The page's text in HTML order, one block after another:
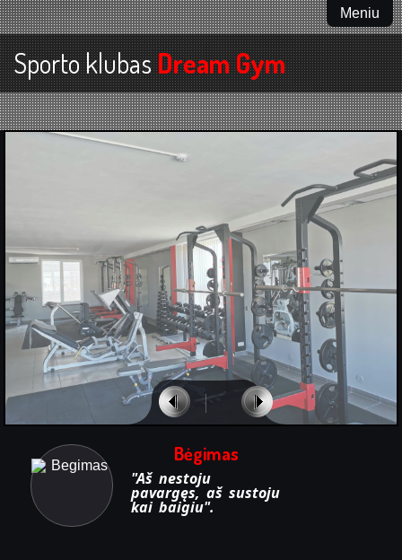
Meniu
Sporto klubasDream Gym
Bėgimas
"Aš nestoju
pavargęs, aš sustoju
kai baigiu".